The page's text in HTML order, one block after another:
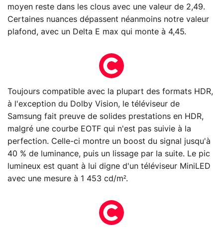
moyen reste dans les clous avec une valeur de 2,49.
Certaines nuances dépassent néanmoins notre valeur
plafond, avec un Delta E max qui monte à 4,45.
Toujours compatible avec la plupart des formats HDR,
à l'exception du Dolby Vision, le téléviseur de
Samsung fait preuve de solides prestations en HDR,
malgré une courbe EOTF qui n'est pas suivie à la
perfection. Celle-ci montre un boost du signal jusqu'à
40 % de luminance, puis un lissage par la suite. Le pic
lumineux est quant à lui digne d'un téléviseur MiniLED
avec une mesure à 1 453 cd/m².